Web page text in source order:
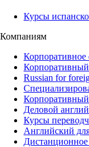
Курсы
Компаниям
Корпоративный
Russian for
Деловой
Курсы
Английский
Дистанционное